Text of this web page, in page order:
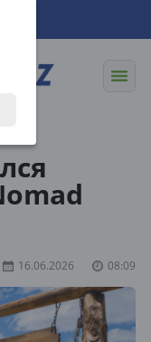
16.06.2026 08:09